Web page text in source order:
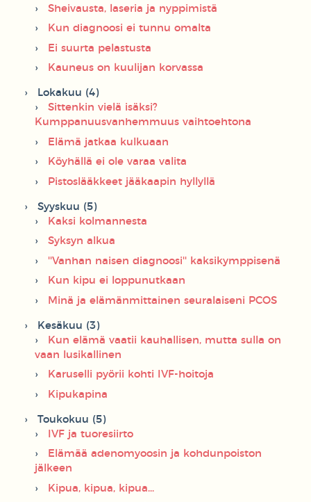
Sheivausta, laseria ja nyppimistä
Kun diagnoosi ei tunnu omalta
Ei suurta pelastusta
Kauneus on kuulijan korvassa
Lokakuu (4)
Sittenkin vielä isäksi?
Kumppanuusvanhemmuus vaihtoehtona
Elämä jatkaa kulkuaan
Köyhällä ei ole varaa valita
Pistoslääkkeet jääkaapin hyllyllä
Syyskuu (5)
Kaksi kolmannesta
Syksyn alkua
''Vanhan naisen diagnoosi'' kaksikymppisenä
Kun kipu ei loppunutkaan
Minä ja elämänmittainen seuralaiseni PCOS
Kesäkuu (3)
Kun elämä vaatii kauhallisen, mutta sulla on
vaan lusikallinen
Karuselli pyörii kohti IVF-hoitoja
Kipukapina
Toukokuu (5)
IVF ja tuoresiirto
Elämää adenomyoosin ja kohdunpoiston
jälkeen
Kipua, kipua, kipua...